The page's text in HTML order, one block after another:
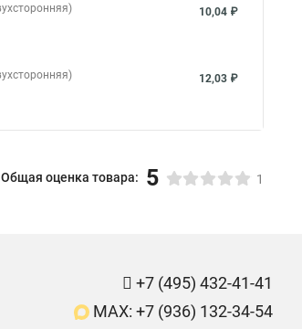
10,04 ₽
12,03 ₽
Общая оценка товара: 5 1
+7 (495) 432-41-41
MAX: +7 (936) 132-34-54